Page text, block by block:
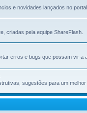
e novidades lançados no portal.
criadas pela equipe ShareFlash.
erros e bugs que possam vir
sugestões para um melhor